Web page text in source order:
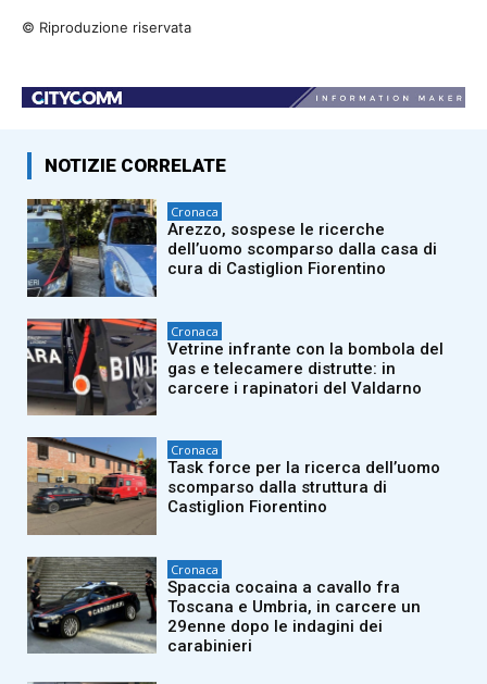
© Riproduzione riservata
NOTIZIE CORRELATE
Cronaca
Arezzo, sospese le ricerche
dell’uomo scomparso dalla casa di
cura di Castiglion Fiorentino
Cronaca
Vetrine infrante con la bombola del
gas e telecamere distrutte: in
carcere i rapinatori del Valdarno
Cronaca
Task force per la ricerca dell’uomo
scomparso dalla struttura di
Castiglion Fiorentino
Cronaca
Spaccia cocaina a cavallo fra
Toscana e Umbria, in carcere un
29enne dopo le indagini dei
carabinieri